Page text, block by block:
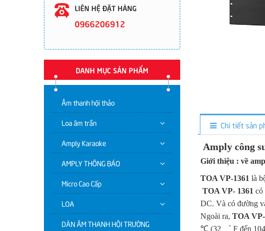
Chi tiết sản
Amply công
Giới thiệu : về
TOA VP-1361 là
TOA VP- 1361 có
DC. Và có đường
Ngoài ra, TOA VP-
℃ (32 ゜ F đến
LIÊN HỆ ĐẶT HÀNG
0966206912
DANH MỤC SẢN PHẨM
Âm thanh hội thảo
Loa âm trần
Amply Karaoke
AMPLY THÔNG BÁO
Micro Cao Cấp
LOA
DÀN ÂM THANH HỘI TRƯỜNG